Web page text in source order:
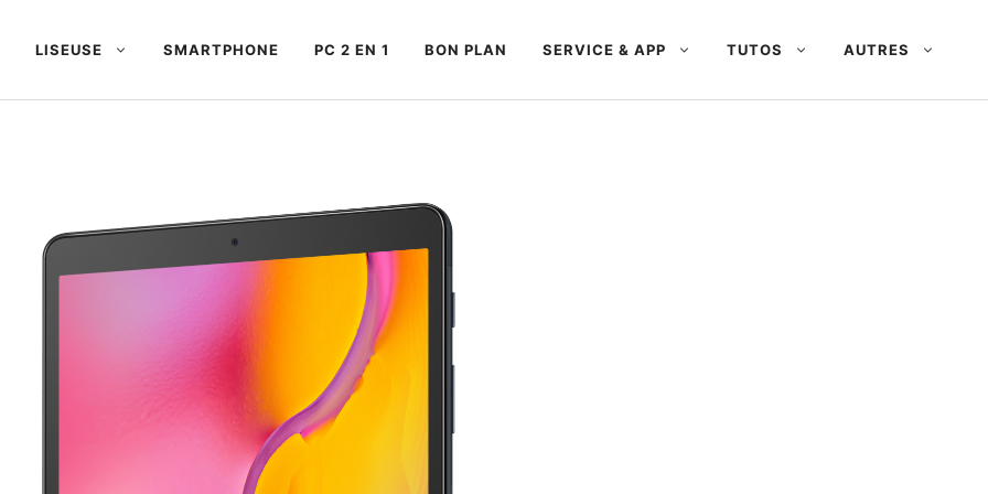
LISEUSE SMARTPHONE PC 2 EN 1 BON PLAN SERVICE & APP TUTOS AUTRES